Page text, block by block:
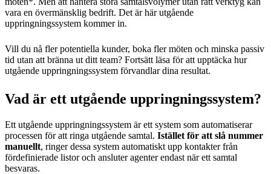
vara en övermänsklig bedrift. Det är här utgående
uppringningssystem kommer in.
Vill du nå fler potentiella kunder, boka fler möten och minska passiv
tid utan att bränna ut ditt team? Fortsätt läsa för att upptäcka hur
utgående uppringningssystem förvandlar dina resultat.
Vad är ett utgående uppringningssystem?
Ett utgående uppringningssystem är ett system som automatiserar
processen för att ringa utgående samtal. Istället för att slå nummer
manuellt, ringer dessa system automatiskt upp kontakter från
fördefinierade listor och ansluter agenter endast när ett samtal
besvaras.